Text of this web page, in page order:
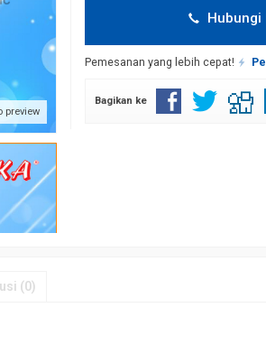
preview
Hubungi
Pemesanan yang lebih cepat!
Bagikan ke
(0)